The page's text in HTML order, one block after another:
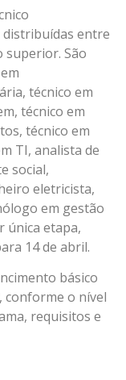
distribuídas entre
superior. São
técnico em
técnico em
técnico em
TI, analista de
social,
eletricista,
em gestão
única etapa,
14 de abril.
básico
conforme o nível
requisitos e